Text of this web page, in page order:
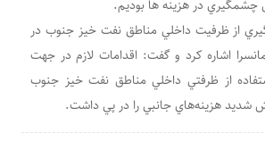
در هزينه ها بوديم.
از ظرفيت داخلي مناطق نفت خيز جنوب در
اشاره کرد و گفت: اقدامات لازم در جهت
از ظرفتي داخلي مناطق نفت خيز جنوب
هزينه‌هاي جانبي را در پي داشت.